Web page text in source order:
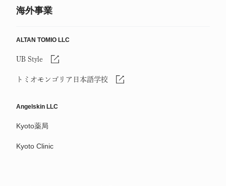
海外事業
ALTAN TOMIO LLC
UB Style
トミオモンゴリア日本語学校
Angelskin LLC
Kyoto薬局
Kyoto Clinic